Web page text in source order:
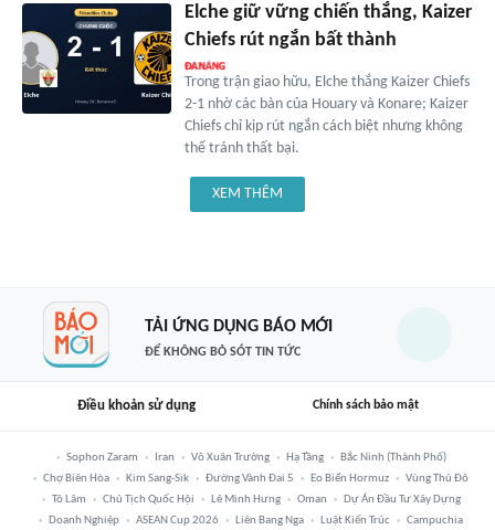
Elche giữ vững chiến thắng, Kaizer
Chiefs rút ngắn bất thành
Trong trận giao hữu, Elche thắng Kaizer Chiefs
2-1 nhờ các bàn của Houary và Konare; Kaizer
Chiefs chỉ kịp rút ngắn cách biệt nhưng không
thể tránh thất bại.
XEM THÊM
TẢI ỨNG DỤNG BÁO MỚI
ĐỂ KHÔNG BỎ SÓT TIN TỨC
Điều khoản sử dụng Chính sách bảo mật
Sophon Zaram Iran Võ Xuân Trường Hạ Tầng
Bắc Ninh (thành Phố)
Chợ Biên Hòa
Kim Sang-Sik Đường Vành Đai 5 Eo Biển Hormuz
Vùng Thủ Đô
Tô Lâm
Chủ Tịch Quốc Hội Lê Minh Hưng Oman
Dự Án Đầu Tư Xây Dựng
Doanh Nghiệp
ASEAN Cup 2026 Liên Bang Nga Luật Kiến Trúc Campuchia